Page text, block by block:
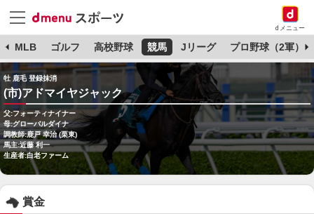
dメニュー
MLB ゴルフ 高校野球 競馬 Jリーグ プロ野球（2軍）
牡 鹿毛 登録抹消
(市)アドマイヤジャック
父:フォーティナイナー
母:グローバルダイナ
調教師:鹿戸 幸治 (栗東)
馬主:近藤 利一
生産者:白老ファーム
賞金